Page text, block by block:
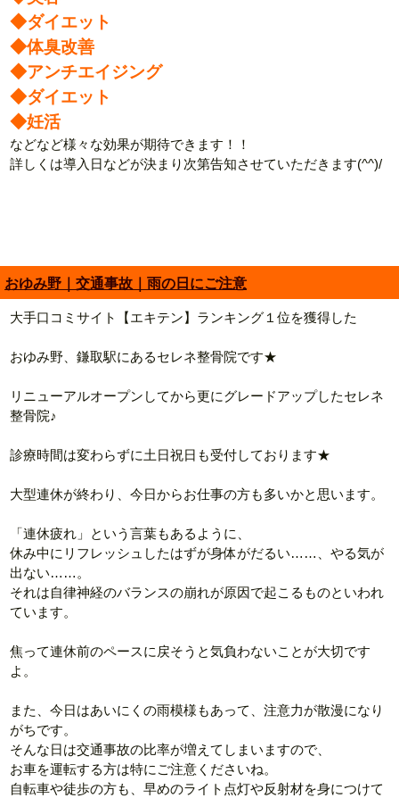
◆ダイエット
◆体臭改善
◆アンチエイジング
◆ダイエット
◆妊活
などなど様々な効果が期待できます！！
詳しくは導入日などが決まり次第告知させていただきます(^^)/
おゆみ野｜交通事故｜雨の日にご注意
大手口コミサイト【エキテン】ランキング１位を獲得した
おゆみ野、鎌取駅にあるセレネ整骨院です★
リニューアルオープンしてから更にグレードアップしたセレネ
整骨院♪
診療時間は変わらずに土日祝日も受付しております★
大型連休が終わり、今日からお仕事の方も多いかと思います。
「連休疲れ」という言葉もあるように、
休み中にリフレッシュしたはずが身体がだるい……、やる気が
出ない……。
それは自律神経のバランスの崩れが原因で起こるものといわれ
ています。
焦って連休前のペースに戻そうと気負わないことが大切です
よ。
また、今日はあいにくの雨模様もあって、注意力が散漫になり
がちです。
そんな日は交通事故の比率が増えてしまいますので、
お車を運転する方は特にご注意くださいね。
自転車や徒歩の方も、早めのライト点灯や反射材を身につけて